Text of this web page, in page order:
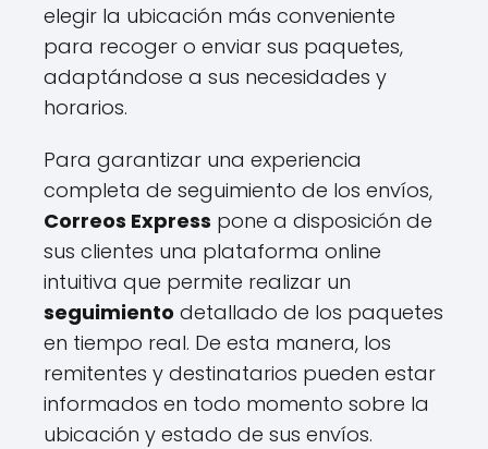
elegir la ubicación más conveniente
para recoger o enviar sus paquetes,
adaptándose a sus necesidades y
horarios.
Para garantizar una experiencia
completa de seguimiento de los envíos,
Correos Express pone a disposición de
sus clientes una plataforma online
intuitiva que permite realizar un
seguimiento detallado de los paquetes
en tiempo real. De esta manera, los
remitentes y destinatarios pueden estar
informados en todo momento sobre la
ubicación y estado de sus envíos.